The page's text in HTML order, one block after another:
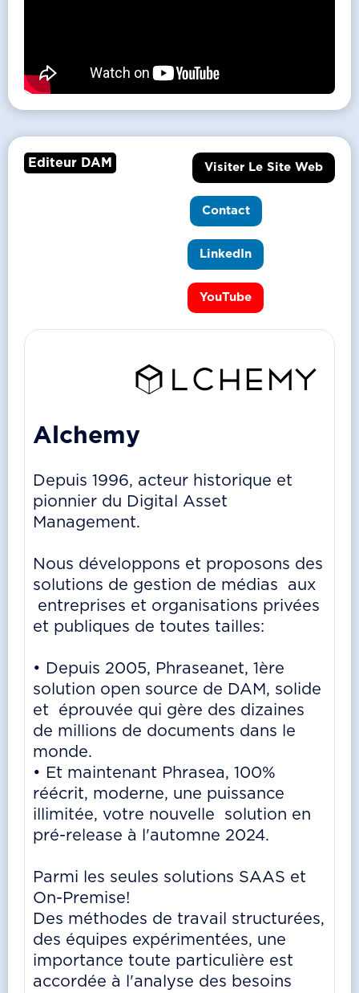
Editeur DAM Visiter Le Site Web
Contact
LinkedIn
YouTube
Alchemy
Depuis 1996, acteur historique et
pionnier du Digital Asset
Management.
Nous développons et proposons des
solutions de gestion de médias aux
entreprises et organisations privées
et publiques de toutes tailles:
• Depuis 2005, Phraseanet, 1ère
solution open source de DAM, solide
et éprouvée qui gère des dizaines
de millions de documents dans le
monde.
• Et maintenant Phrasea, 100%
réécrit, moderne, une puissance
illimitée, votre nouvelle solution en
pré-release à l'automne 2024.
Parmi les seules solutions SAAS et
On-Premise!
Des méthodes de travail structurées,
des équipes expérimentées, une
importance toute particulière est
accordée à l'analyse des besoins